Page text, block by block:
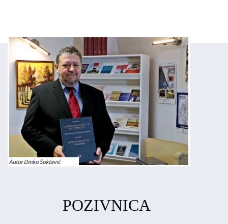
POZIVNICA